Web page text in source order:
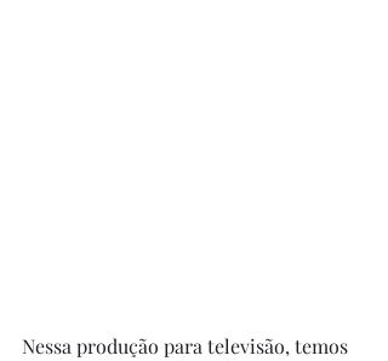
Nessa produção para televisão, temos